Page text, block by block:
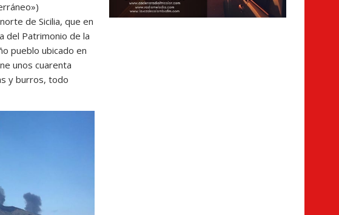
de Sicilia, que en
del Patrimonio de la
pueblo ubicado en
unos cuarenta
y burros, todo